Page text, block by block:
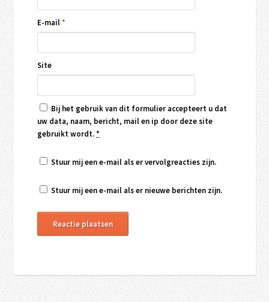
E-mail*
Site
Bij het gebruik van dit formulier accepteert u dat
uw data, naam, bericht, mail en ip door deze site
gebruikt wordt.*
Stuur mij een e-mail als er vervolgreacties zijn.
Stuur mij een e-mail als er nieuwe berichten zijn.